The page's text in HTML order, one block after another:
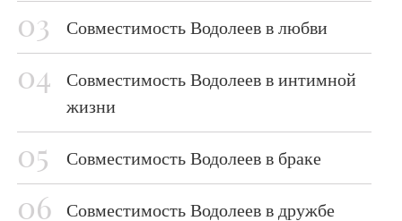
Совместимость Водолеев в любви
Совместимость Водолеев в интимной
жизни
Совместимость Водолеев в браке
Совместимость Водолеев в дружбе